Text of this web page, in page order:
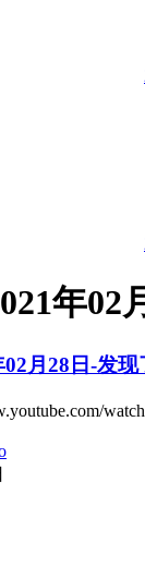
年02
02月28日-发